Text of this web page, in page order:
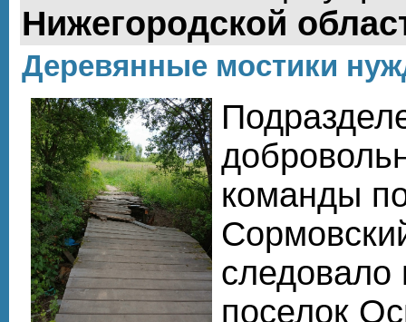
Нижегородской
Деревянные мостики
команды
следовало
поселок